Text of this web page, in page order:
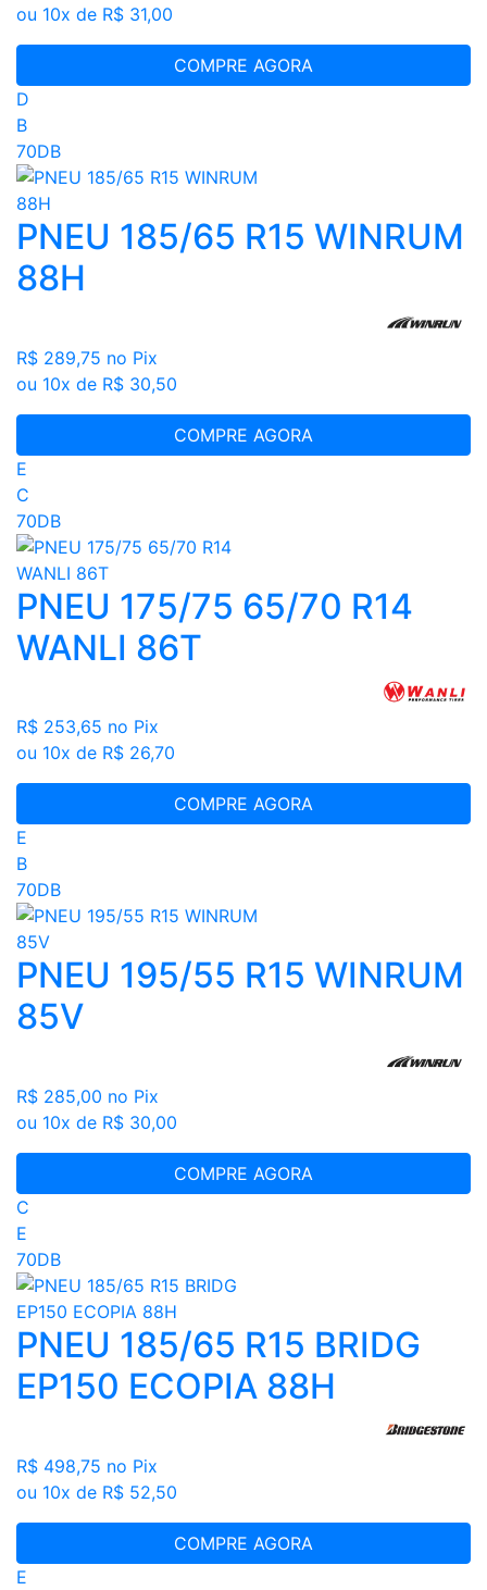
ou 10x de R$ 31,00
COMPRE AGORA
D
B
70DB
PNEU 185/65 R15 WINRUM
88H
R$ 289,75 no Pix
ou 10x de R$ 30,50
COMPRE AGORA
E
C
70DB
PNEU 175/75 65/70 R14
WANLI 86T
R$ 253,65 no Pix
ou 10x de R$ 26,70
COMPRE AGORA
E
B
70DB
PNEU 195/55 R15 WINRUM
85V
R$ 285,00 no Pix
ou 10x de R$ 30,00
COMPRE AGORA
C
E
70DB
PNEU 185/65 R15 BRIDG
EP150 ECOPIA 88H
R$ 498,75 no Pix
ou 10x de R$ 52,50
COMPRE AGORA
E